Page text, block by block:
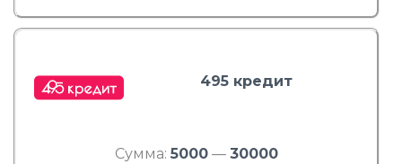
495 кредит
Сумма: 5000 — 30000